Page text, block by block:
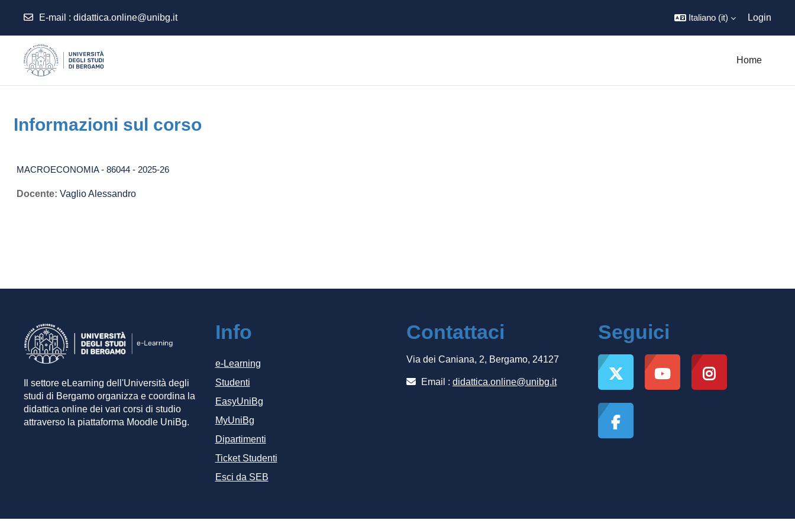
E-mail : didattica.online@unibg.it Italiano ‎(it)‎ Login
Home
Informazioni sul corso
MACROECONOMIA - 86044 - 2025-26
Docente: Vaglio Alessandro
Il settore eLearning dell'Università degli
studi di Bergamo organizza e coordina la
didattica online dei vari corsi di studio
attraverso la piattaforma Moodle UniBg.
Info
e-Learning
Studenti
EasyUniBg
MyUniBg
Dipartimenti
Ticket Studenti
Esci da SEB
Contattaci
Via dei Caniana, 2, Bergamo, 24127
Email : didattica.online@unibg.it
Seguici